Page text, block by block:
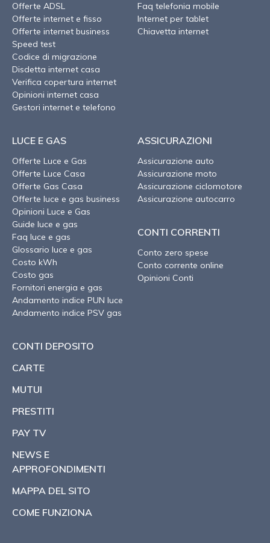
Offerte ADSL
Offerte internet e fisso
Offerte internet business
Speed test
Codice di migrazione
Disdetta internet casa
Verifica copertura internet
Opinioni internet casa
Gestori internet e telefono
Faq telefonia mobile
Internet per tablet
Chiavetta internet
LUCE E GAS
Offerte Luce e Gas
Offerte Luce Casa
Offerte Gas Casa
Offerte luce e gas business
Opinioni Luce e Gas
Guide luce e gas
Faq luce e gas
Glossario luce e gas
Costo kWh
Costo gas
Fornitori energia e gas
Andamento indice PUN luce
Andamento indice PSV gas
ASSICURAZIONI
Assicurazione auto
Assicurazione moto
Assicurazione ciclomotore
Assicurazione autocarro
CONTI CORRENTI
Conto zero spese
Conto corrente online
Opinioni Conti
CONTI DEPOSITO
CARTE
MUTUI
PRESTITI
PAY TV
NEWS E
APPROFONDIMENTI
MAPPA DEL SITO
COME FUNZIONA